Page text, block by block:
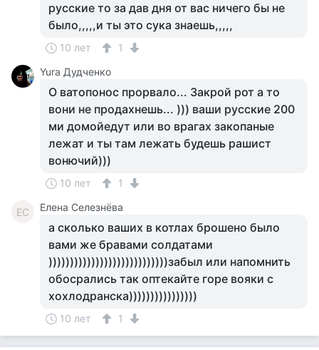
русские то за дав дня от вас ничего бы не
было,,,,,и ты это сука знаешь,,,,,
10 лет
1
Yura Дудченко
О ватопонос прорвало... Закрой рот а то
вони не продахнешь... ))) ваши русские 200
ми домойедут или во врагах закопаные
лежат и ты там лежать будешь рашист
вонючий)))
10 лет 1
ЕС Елена Селезнёва
а сколько ваших в котлах брошено было
вами же бравами солдатами
))))))))))))))))))))))))))))забыл или напомнить
обосрались так оптекайте горе вояки с
хохлодранска))))))))))))))))
10 лет 1